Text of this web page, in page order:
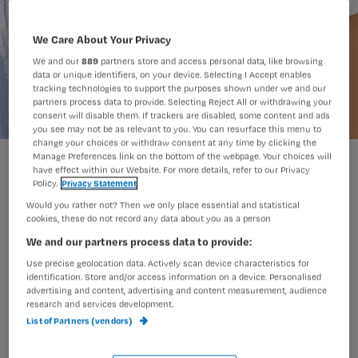
Als het wondbed afkoelt, stagneert de wondgenezing
Foto:Maren Bruin
De volgende artikelen zijn
onderdeel van deze Challenge. Lees
de artikelen en doe de toets:
We Care About Your Privacy
We and our889 partners store and access personal data, like browsing
data or unique identifiers, on your device. Selecting I Accept enables
tracking technologies to support the purposes shown under we and our
partners process data to provide. Selecting Reject All or withdrawing your
consent will disable them. If trackers are disabled, some content and ads
you see may not be as relevant to you. You can resurface this menu to
change your choices or withdraw consent at any time by clicking the
Manage Preferences link on the bottom of the webpage. Your choices will
have effect within our Website. For more details, refer to our Privacy
Policy. Privacy Statement
Would you rather not? Then we only place essential and statistical
cookies, these do not record any data about you as a person
We and our partners process data to provide:
Use precise geolocation data. Actively scan device characteristics for
identification. Store and/or access information on a device. Personalised
advertising and content, advertising and content measurement, audience
research and services development.
List of Partners (vendors)